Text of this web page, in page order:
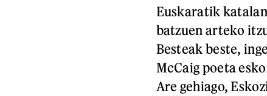
Euskaratik
batzuen arteko
Besteak beste,
McCaig poeta
Are gehiago,